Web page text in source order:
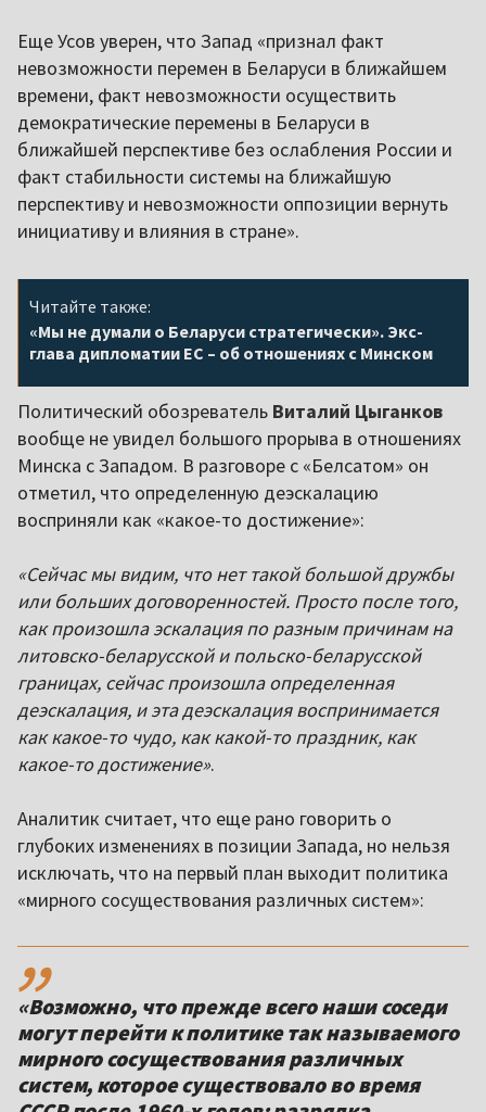
Еще Усов уверен, что Запад «признал факт
невозможности перемен в Беларуси в ближайшем
времени, факт невозможности осуществить
демократические перемены в Беларуси в
ближайшей перспективе без ослабления России и
факт стабильности системы на ближайшую
перспективу и невозможности оппозиции вернуть
инициативу и влияния в стране».
Читайте также:
«Мы не думали о Беларуси стратегически». Экс-
глава дипломатии ЕС – об отношениях с Минском
Политический обозреватель Виталий Цыганков
вообще не увидел большого прорыва в отношениях
Минска с Западом. В разговоре с «Белсатом» он
отметил, что определенную деэскалацию
восприняли как «какое-то достижение»:
«Сейчас мы видим, что нет такой большой дружбы
или больших договоренностей. Просто после того,
как произошла эскалация по разным причинам на
литовско-беларусской и польско-беларусской
границах, сейчас произошла определенная
деэскалация, и эта деэскалация воспринимается
как какое-то чудо, как какой-то праздник, как
какое-то достижение».
Аналитик считает, что еще рано говорить о
глубоких изменениях в позиции Запада, но нельзя
исключать, что на первый план выходит политика
«мирного сосуществования различных систем»:
,,
«Возможно, что прежде всего наши соседи
могут перейти к политике так называемого
мирного сосуществования различных
систем, которое существовало во время